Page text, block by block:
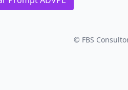
© FBS